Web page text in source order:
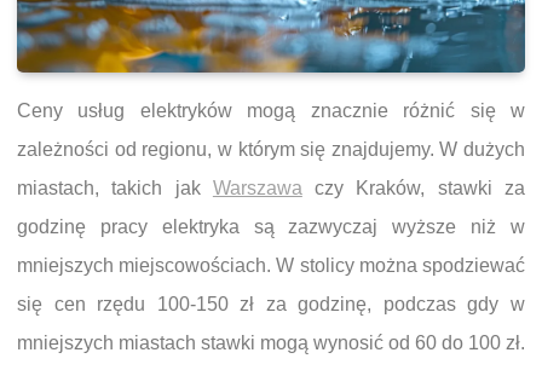
Ceny usług elektryków mogą znacznie różnić się w
zależności od regionu, w którym się znajdujemy. W dużych
miastach, takich jak Warszawa czy Kraków, stawki za
godzinę pracy elektryka są zazwyczaj wyższe niż w
mniejszych miejscowościach. W stolicy można spodziewać
się cen rzędu 100-150 zł za godzinę, podczas gdy w
mniejszych miastach stawki mogą wynosić od 60 do 100 zł.